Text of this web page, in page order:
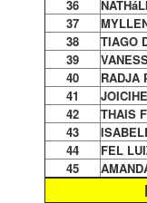
36
37
38
TIAGO
39
40
RADJA
41
42
THAIS
43
44
FEL
45